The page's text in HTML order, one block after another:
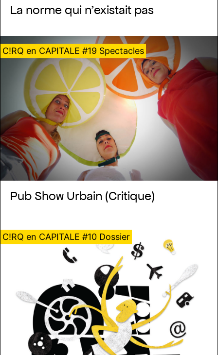
La norme qui n’existait pas
C!RQ en CAPITALE #19 Spectacles
Pub Show Urbain (Critique)
C!RQ en CAPITALE #10 Dossier